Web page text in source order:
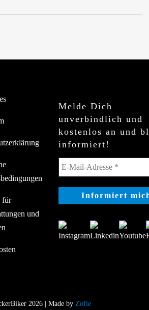
für
und
Melde Dich
unverbindlich und
kostenlos an und
informiert!
2026 | Made by Zofie